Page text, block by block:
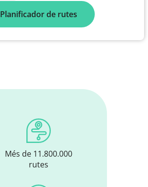
Planificador de rutes
Més de 11.800.000
rutes